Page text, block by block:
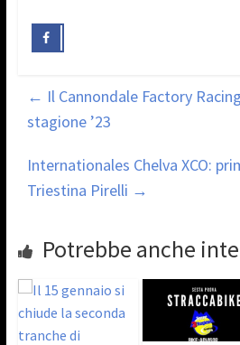
← Il Cannondale Factory
stagione ’23
Internationales Chelva XCO:
Triestina Pirelli →
Potrebbe anche